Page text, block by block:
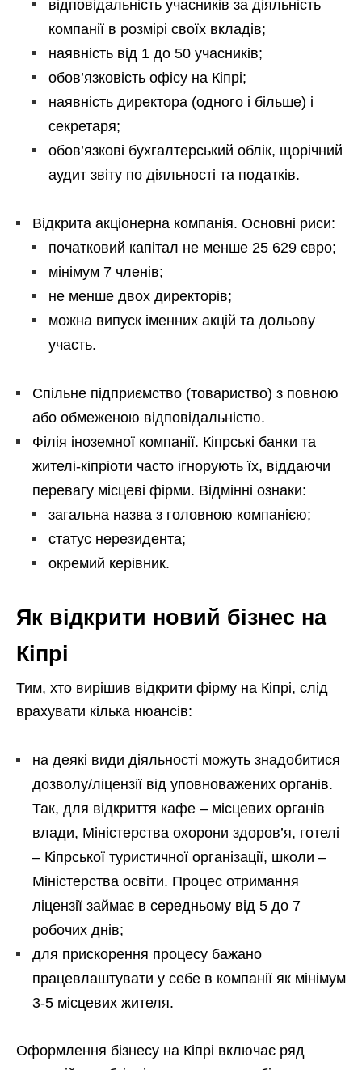
відповідальність учасників за діяльність
компанії в розмірі своїх вкладів;
наявність від 1 до 50 учасників;
обов’язковість офісу на Кіпрі;
наявність директора (одного і більше) і
секретаря;
обов’язкові бухгалтерський облік, щорічний
аудит звіту по діяльності та податків.
Відкрита акціонерна компанія. Основні риси:
початковий капітал не менше 25 629 євро;
мінімум 7 членів;
не менше двох директорів;
можна випуск іменних акцій та дольову
участь.
Спільне підприємство (товариство) з повною
або обмеженою відповідальністю.
Філія іноземної компанії. Кіпрські банки та
жителі-кіпріоти часто ігнорують їх, віддаючи
перевагу місцеві фірми. Відмінні ознаки:
загальна назва з головною компанією;
статус нерезидента;
окремий керівник.
Як відкрити новий бізнес на
Кіпрі
Тим, хто вирішив відкрити фірму на Кіпрі, слід
врахувати кілька нюансів:
на деякі види діяльності можуть знадобитися
дозволу/ліцензії від уповноважених органів.
Так, для відкриття кафе – місцевих органів
влади, Міністерства охорони здоров’я, готелі
– Кіпрської туристичної організації, школи –
Міністерства освіти. Процес отримання
ліцензії займає в середньому від 5 до 7
робочих днів;
для прискорення процесу бажано
працевлаштувати у себе в компанії як мінімум
3-5 місцевих жителя.
Оформлення бізнесу на Кіпрі включає ряд